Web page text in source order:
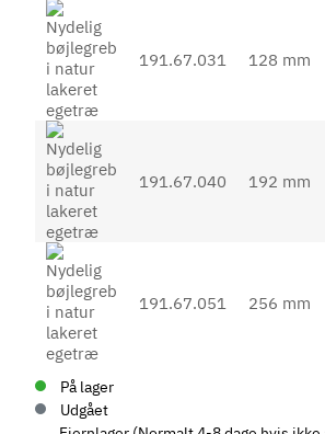
191.67.031 128 mm
191.67.040 192 mm
191.67.051 256 mm
På lager
Udgået